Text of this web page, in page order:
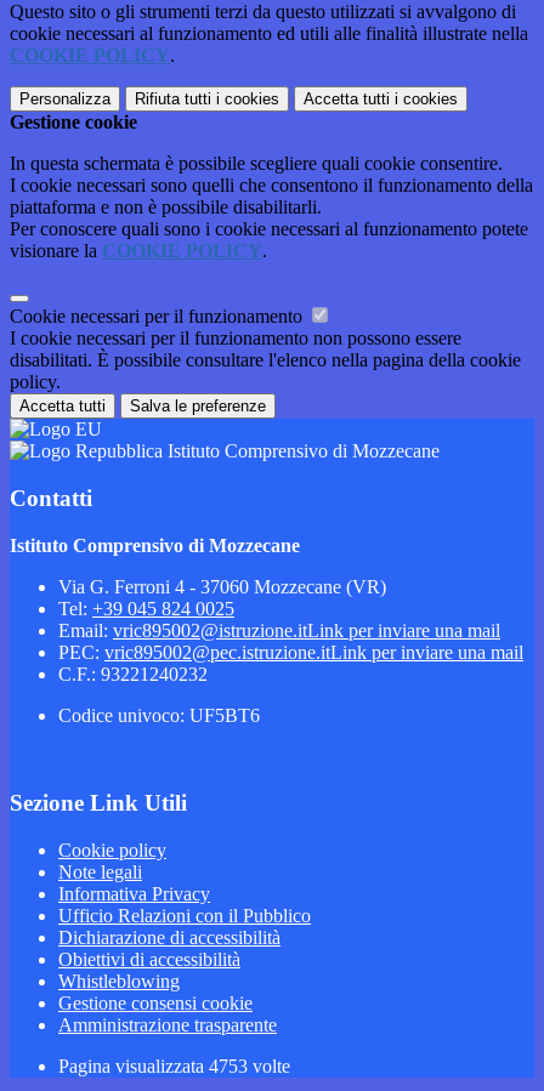
Questo sito o gli strumenti terzi da questo utilizzati si avvalgono di
cookie necessari al funzionamento ed utili alle finalità illustrate nella
COOKIE POLICY.
Personalizza Rifiuta tutti i cookies Accetta tutti i cookies
Gestione cookie
In questa schermata è possibile scegliere quali cookie consentire.
I cookie necessari sono quelli che consentono il funzionamento della
piattaforma e non è possibile disabilitarli.
Per conoscere quali sono i cookie necessari al funzionamento potete
visionare la COOKIE POLICY.
Cookie necessari per il funzionamento
I cookie necessari per il funzionamento non possono essere
disabilitati. È possibile consultare l'elenco nella pagina della cookie
policy.
Accetta tutti Salva le preferenze
Istituto Comprensivo di Mozzecane
Contatti
Istituto Comprensivo di Mozzecane
Via G. Ferroni 4 - 37060 Mozzecane (VR)
Tel: +39 045 824 0025
Email: vric895002@istruzione.itLink per inviare una mail
PEC: vric895002@pec.istruzione.itLink per inviare una mail
C.F.: 93221240232
Codice univoco: UF5BT6
Sezione Link Utili
Cookie policy
Note legali
Informativa Privacy
Ufficio Relazioni con il Pubblico
Dichiarazione di accessibilità
Obiettivi di accessibilità
Whistleblowing
Gestione consensi cookie
Amministrazione trasparente
Pagina visualizzata 4753 volte